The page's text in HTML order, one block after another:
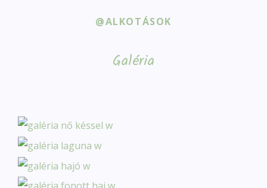
@ALKOTÁSOK
Galéria